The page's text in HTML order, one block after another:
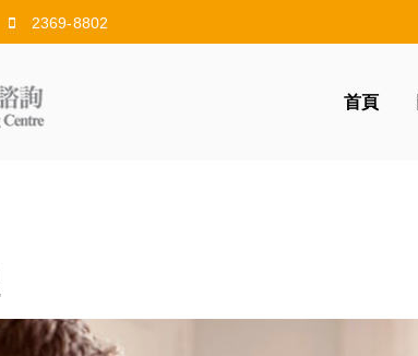
2369-8802
首頁